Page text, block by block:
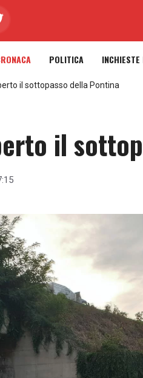
POLITICA
il sottopasso della Pontina
il